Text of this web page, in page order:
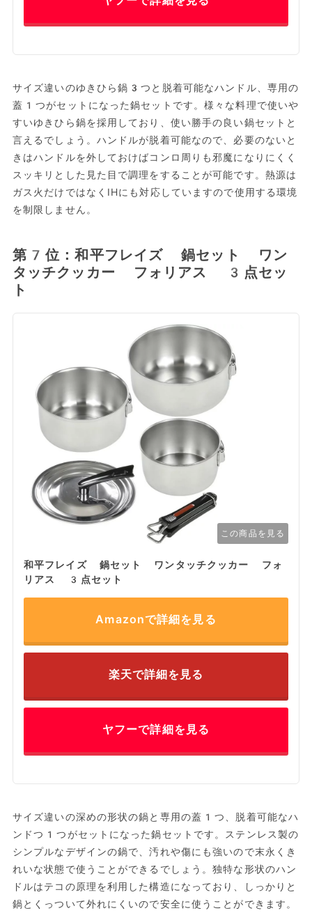
サイズ違いのゆきひら鍋3つと脱着可能なハンドル、専用の
蓋1つがセットになった鍋セットです。様々な料理で使いや
すいゆきひら鍋を採用しており、使い勝手の良い鍋セットと
言えるでしょう。ハンドルが脱着可能なので、必要のないと
きはハンドルを外しておけばコンロ周りも邪魔になりにくく
スッキリとした見た目で調理をすることが可能です。熱源は
ガス火だけではなくIHにも対応していますので使用する環境
を制限しません。
第7位：和平フレイズ 鍋セット ワン
タッチクッカー フォリアス 3点セッ
ト
この商品を見る
和平フレイズ 鍋セット ワンタッチクッカー フォ
リアス 3点セット
Amazonで詳細を見る
楽天で詳細を見る
ヤフーで詳細を見る
サイズ違いの深めの形状の鍋と専用の蓋1つ、脱着可能なハ
ンドつ1つがセットになった鍋セットです。ステンレス製の
シンプルなデザインの鍋で、汚れや傷にも強いので末永くき
れいな状態で使うことができるでしょう。独特な形状のハン
ドルはテコの原理を利用した構造になっており、しっかりと
鍋とくっついて外れにくいので安全に使うことができます。